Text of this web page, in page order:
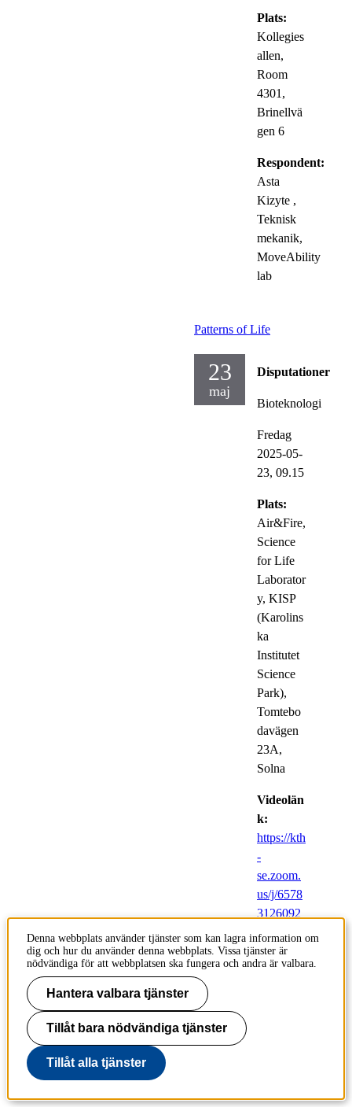
Plats:
Kollegies
allen,
Room
4301,
Brinellvä
gen 6
Respondent:
Asta
Kizyte ,
Teknisk
mekanik,
MoveAbility
lab
Patterns of Life
23
maj
Disputationer
Bioteknologi
Fredag
2025-05-
23, 09.15
Plats:
Air&Fire,
Science
for Life
Laborator
y, KISP
(Karolins
ka
Institutet
Science
Park),
Tomtebo
davägen
23A,
Solna
Videolän
k:
https://kth
-
se.zoom.
us/j/6578
3126092
Respondent:
Nayanika
Denna webbplats använder tjänster som kan lagra information om
dig och hur du använder denna webbplats. Vissa tjänster är
nödvändiga för att webbplatsen ska fungera och andra är valbara.
Hantera valbara tjänster
Tillåt bara nödvändiga tjänster
Tillåt alla tjänster